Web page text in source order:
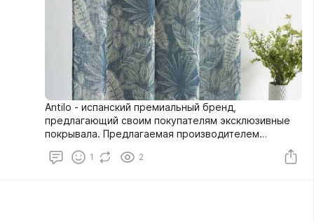
Antilo - испанский премиальный бренд,
предлагающий своим покупателям эксклюзивные
покрывала. Предлагаемая производителем
материалов высочайшего качества с элегантным
1 2